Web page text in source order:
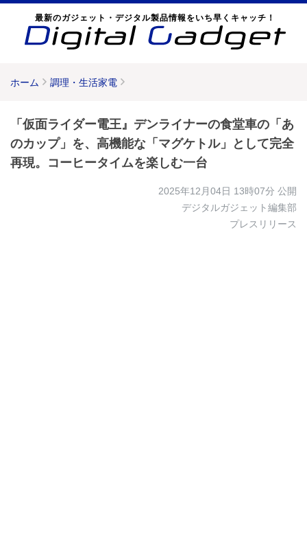
最新のガジェット・デジタル製品情報をいち早くキャッチ！
ホーム 調理・生活家電
「仮面ライダー電王』デンライナーの食堂車の「あ
のカップ」を、高機能な「マグケトル」として完全
再現。コーヒータイムを楽しむ一台
2025年12月04日 13時07分 公開
デジタルガジェット編集部
プレスリリース